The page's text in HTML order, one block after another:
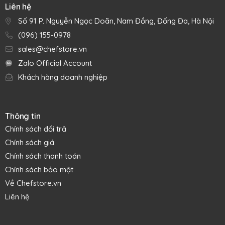
đã có mặt trên thị trường hơn 150 năm, với các tiêu chuẩn
hàng đầu đựợc thiết lập về độ chính xác, độ bền và thiết kế,
đồng thời hãng cũng liên tục thích ứng với sự thay đổi của
thị trường để tạo ra các dòng sản phẩm đa dạng, đáp ứng
nghiệp ở mọi cấp độ, nâng cao năng suất và sử dụng thuận
tiện.
Liên hệ
Số 91 P. Nguyễn Ngọc Doãn, Nam Đồng, Đống Đa, Hà Nội
(096) 155-0978
sales@chefstore.vn
Zalo Official Account
Khách hàng doanh nghiệp
Thông tin
Chính sách đổi trả
Chính sách giá
Chính sách thanh toán
Chính sách bảo mật
Về Chefstore.vn
Liên hệ